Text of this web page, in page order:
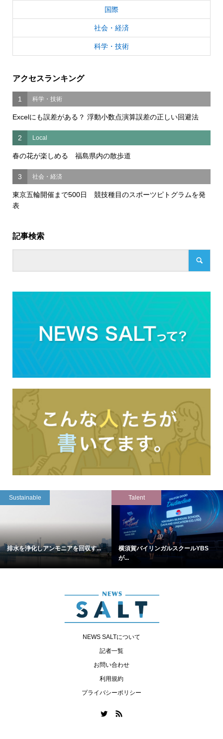
国際
社会・経済
科学・技術
アクセスランキング
1 科学・技術
Excelにも誤差がある？ 浮動小数点演算誤差の正しい回避法
2 Local
春の花が楽しめる 福島県内の散歩道
3 社会・経済
東京五輪開催まで500日 競技種目のスポーツピトグラムを発
表
記事検索
Sustainable
排水を浄化しアンモニアを回収す...
Talent
横須賀バイリンガルスクールYBS
が...
NEWS SALTについて
記者一覧
お問い合わせ
利用規約
プライバシーポリシー